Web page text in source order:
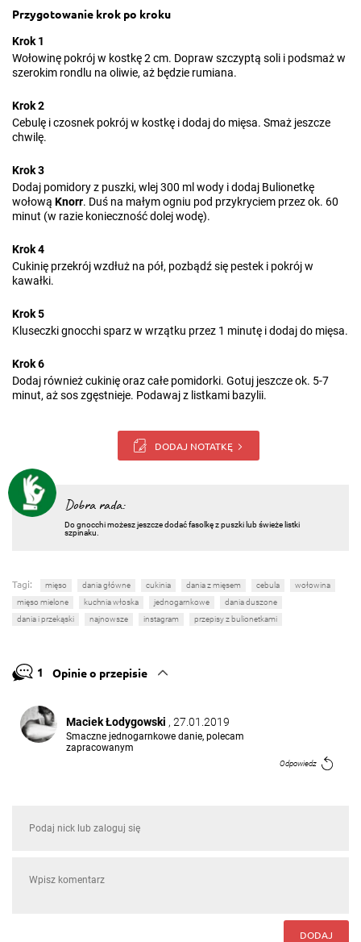
Przygotowanie krok po kroku
Krok 1
Wołowinę pokrój w kostkę 2 cm. Dopraw szczyptą soli i podsmaż w
szerokim rondlu na oliwie, aż będzie rumiana.
Krok 2
Cebulę i czosnek pokrój w kostkę i dodaj do mięsa. Smaż jeszcze
chwilę.
Krok 3
Dodaj pomidory z puszki, wlej 300 ml wody i dodaj Bulionetkę
wołową Knorr. Duś na małym ogniu pod przykryciem przez ok. 60
minut (w razie konieczność dolej wodę).
Krok 4
Cukinię przekrój wzdłuż na pół, pozbądź się pestek i pokrój w
kawałki.
Krok 5
Kluseczki gnocchi sparz w wrzątku przez 1 minutę i dodaj do mięsa.
Krok 6
Dodaj również cukinię oraz całe pomidorki. Gotuj jeszcze ok. 5-7
minut, aż sos zgęstnieje. Podawaj z listkami bazylii.
DODAJ NOTATKĘ
Dobra rada:
Do gnocchi możesz jeszcze dodać fasolkę z puszki lub świeże listki
szpinaku.
Tagi: mięso dania główne cukinia dania z mięsem cebula
wołowina
mięso mielone
kuchnia włoska jednogarnkowe
dania duszone
dania i przekąski
najnowsze instagram przepisy z bulionetkami
1 Opinie o przepisie
Maciek Łodygowski , 27.01.2019
Smaczne jednogarnkowe danie, polecam
zapracowanym
Odpowiedz
DODAJ